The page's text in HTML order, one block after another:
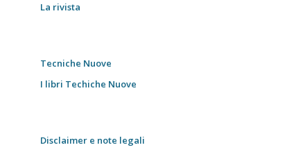
La rivista
Tecniche Nuove
I libri Techiche Nuove
Disclaimer e note legali